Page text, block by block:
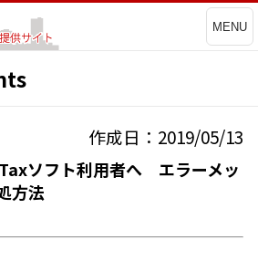
MENU
作成日：2019/05/13
ソフト利用者へ エラーメッ
方法